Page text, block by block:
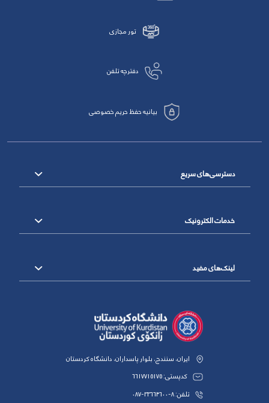
تور مجازی
دفترچه تلفن
بیانیه حفظ حریم خصوصی
دسترسی‌های سریع
خدمات الکترونیک
لینک‌های مفید
ایران، سنندج، بلوار پاسداران، دانشگاه کردستان
کدپستی: 6617715175
تلفن: 8-33664600-087